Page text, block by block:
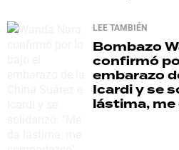
LEE TAMBIÉN
Bombazo
confirmó
embarazo
Icardi y se
lástima,